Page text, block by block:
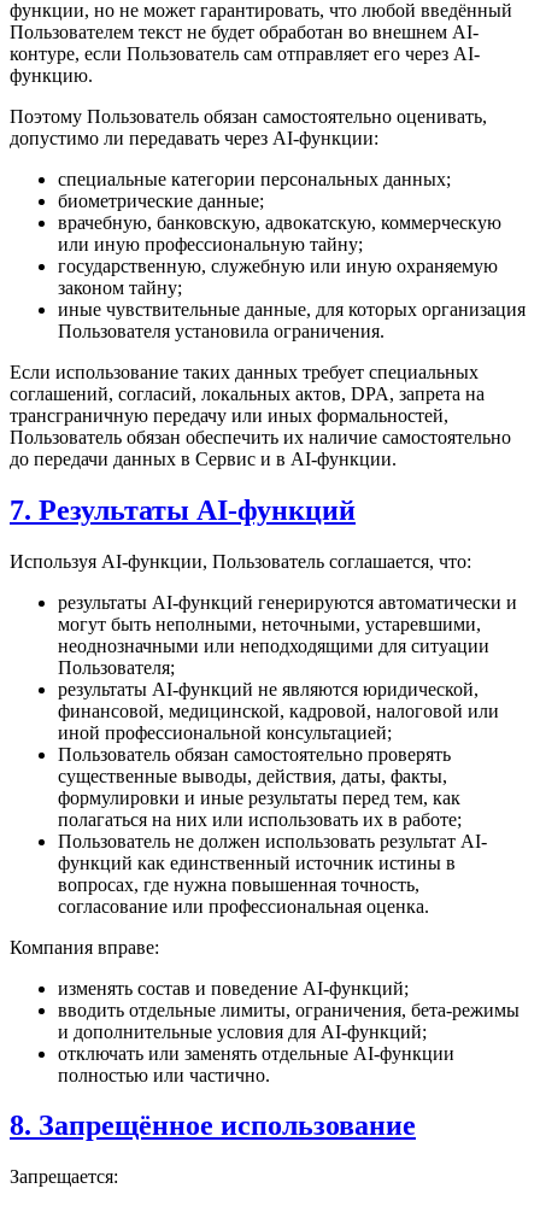
функции, но не может гарантировать, что любой введённый
Пользователем текст не будет обработан во внешнем AI-
контуре, если Пользователь сам отправляет его через AI-
функцию.
Поэтому Пользователь обязан самостоятельно оценивать,
допустимо ли передавать через AI-функции:
специальные категории персональных данных;
биометрические данные;
врачебную, банковскую, адвокатскую, коммерческую
или иную профессиональную тайну;
государственную, служебную или иную охраняемую
законом тайну;
иные чувствительные данные, для которых организация
Пользователя установила ограничения.
Если использование таких данных требует специальных
соглашений, согласий, локальных актов, DPA, запрета на
трансграничную передачу или иных формальностей,
Пользователь обязан обеспечить их наличие самостоятельно
до передачи данных в Сервис и в AI-функции.
7. Результаты AI-функций
Используя AI-функции, Пользователь соглашается, что:
результаты AI-функций генерируются автоматически и
могут быть неполными, неточными, устаревшими,
неоднозначными или неподходящими для ситуации
Пользователя;
результаты AI-функций не являются юридической,
финансовой, медицинской, кадровой, налоговой или
иной профессиональной консультацией;
Пользователь обязан самостоятельно проверять
существенные выводы, действия, даты, факты,
формулировки и иные результаты перед тем, как
полагаться на них или использовать их в работе;
Пользователь не должен использовать результат AI-
функций как единственный источник истины в
вопросах, где нужна повышенная точность,
согласование или профессиональная оценка.
Компания вправе:
изменять состав и поведение AI-функций;
вводить отдельные лимиты, ограничения, бета-режимы
и дополнительные условия для AI-функций;
отключать или заменять отдельные AI-функции
полностью или частично.
8. Запрещённое использование
Запрещается: